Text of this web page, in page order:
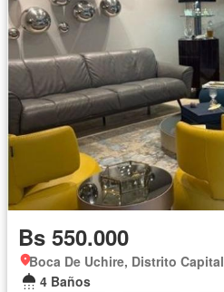
Bs 550.000
Boca De Uchire, Distrito Capital
4 Baños